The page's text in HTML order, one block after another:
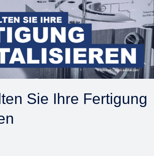
Sie Ihre Fertigung